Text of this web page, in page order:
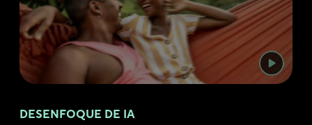
DESENFOQUE DE IA